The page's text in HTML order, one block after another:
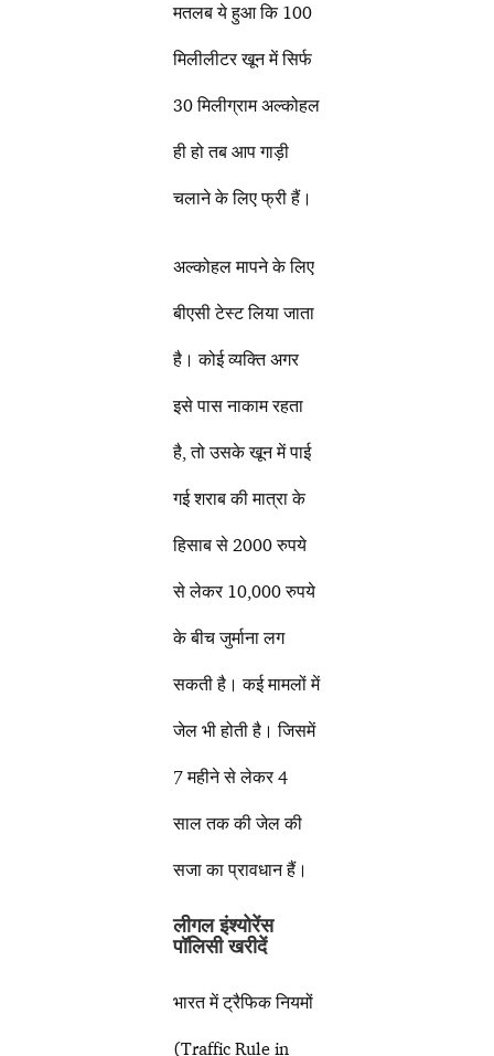
मतलब ये हुआ कि 100
मिलीलीटर खून में सिर्फ
30 मिलीग्राम अल्कोहल
ही हो तब आप गाड़ी
चलाने के लिए फ्री हैं।
अल्कोहल मापने के लिए
बीएसी टेस्ट लिया जाता
है। कोई व्यक्ति अगर
इसे पास नाकाम रहता
है, तो उसके खून में पाई
गई शराब की मात्रा के
हिसाब से 2000 रुपये
से लेकर 10,000 रुपये
के बीच जुर्माना लग
सकती है। कई मामलों में
जेल भी होती है। जिसमें
7 महीने से लेकर 4
साल तक की जेल की
सजा का प्रावधान हैं।
लीगल इंश्योरेंस
पॉलिसी खरीदें
भारत में ट्रैफिक नियमों
(Traffic Rule in